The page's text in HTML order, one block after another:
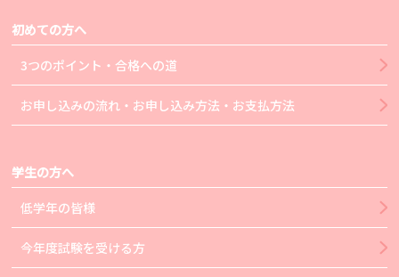
初めての方へ
3つのポイント・合格への道
お申し込みの流れ・お申し込み方法・お支払方法
学生の方へ
低学年の皆様
今年度試験を受ける方